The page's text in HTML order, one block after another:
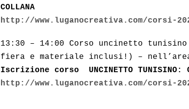
COLLANA
http://www.luganocreativa.com/corsi-
13:30 – 14:00 Corso uncinetto
fiera e materiale inclusi!) –
Iscrizione corso
UNCINETTO TUNISINO:
http://www.luganocreativa.com/corsi-